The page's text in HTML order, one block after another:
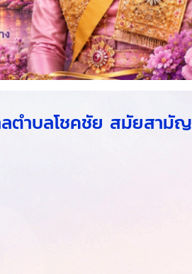
ลตำบลโชคชัย สมัยสามัญ